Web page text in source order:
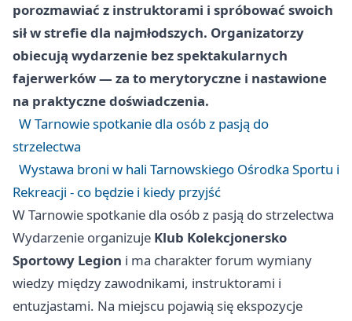
porozmawiać z instruktorami i spróbować swoich
sił w strefie dla najmłodszych. Organizatorzy
obiecują wydarzenie bez spektakularnych
fajerwerków — za to merytoryczne i nastawione
na praktyczne doświadczenia.
W Tarnowie spotkanie dla osób z pasją do
strzelectwa
Wystawa broni w hali Tarnowskiego Ośrodka Sportu i
Rekreacji - co będzie i kiedy przyjść
W Tarnowie spotkanie dla osób z pasją do strzelectwa
Wydarzenie organizuje Klub Kolekcjonersko
Sportowy Legion i ma charakter forum wymiany
wiedzy między zawodnikami, instruktorami i
entuzjastami. Na miejscu pojawią się ekspozycje